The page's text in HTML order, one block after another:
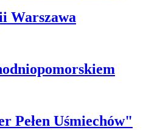
Warszawa
Pełen Uśmiechów"